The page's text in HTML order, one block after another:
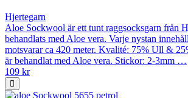
Hjertegarn
Aloe Sockwool är ett tunt raggsocksgarn från
behandlats med Aloe vera. Varje nystan
motsvarar ca 420 meter. Kvalité: 75% Ull &
är behandlat med Aloe vera. Stickor: 2-3mm …
109 kr